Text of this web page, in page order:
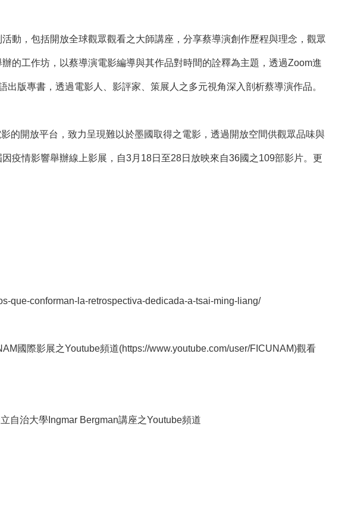
動，包括開放全球觀眾觀看之大師講座，分享蔡導演創作歷程與理念，觀眾
的工作坊，以蔡導演電影編導與其作品對時間的詮釋為主題，透過Zoom進
版專書，透過電影人、影評家、策展人之多元視角深入剖析蔡導演作品。
的開放平台，致力呈現難以於墨國取得之電影，透過開放空間供觀眾品味與
疫情影響舉辦線上影展，自3月18日至28日放映來自36國之109部影片。更
que-conforman-la-retrospectiva-dedicada-a-tsai-ming-liang/
國際影展之Youtube頻道(https://www.youtube.com/user/FICUNAM)觀看
立自治大學Ingmar Bergman講座之Youtube頻道